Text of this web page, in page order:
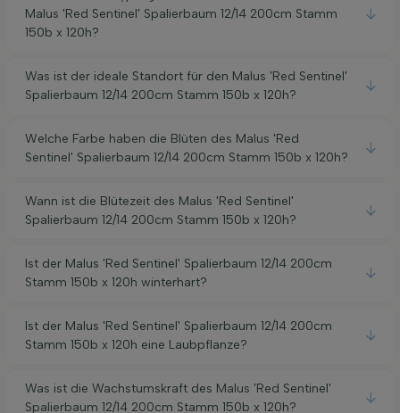
Malus 'Red Sentinel' Spalierbaum 12/14 200cm Stamm
150b x 120h?
Was ist der ideale Standort für den Malus 'Red Sentinel'
Spalierbaum 12/14 200cm Stamm 150b x 120h?
Welche Farbe haben die Blüten des Malus 'Red
Sentinel' Spalierbaum 12/14 200cm Stamm 150b x 120h?
Wann ist die Blütezeit des Malus 'Red Sentinel'
Spalierbaum 12/14 200cm Stamm 150b x 120h?
Ist der Malus 'Red Sentinel' Spalierbaum 12/14 200cm
Stamm 150b x 120h winterhart?
Ist der Malus 'Red Sentinel' Spalierbaum 12/14 200cm
Stamm 150b x 120h eine Laubpflanze?
Was ist die Wachstumskraft des Malus 'Red Sentinel'
Spalierbaum 12/14 200cm Stamm 150b x 120h?